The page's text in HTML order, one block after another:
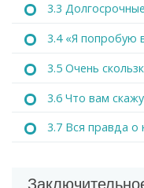
3.3
3.4 «Я попробую
3.5 Очень
3.6 Что вам
3.7 Вся правда о